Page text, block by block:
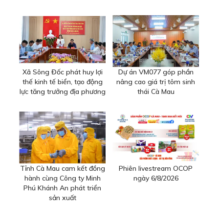
Xã Sông Đốc phát huy lợi
thế kinh tế biển, tạo động
lực tăng trưởng địa phương
Dự án VM077 góp phần
nâng cao giá trị tôm sinh
thái Cà Mau
Tỉnh Cà Mau cam kết đồng
hành cùng Công ty Minh
Phú Khánh An phát triển
sản xuất
Phiên livestream OCOP
ngày 6/8/2026